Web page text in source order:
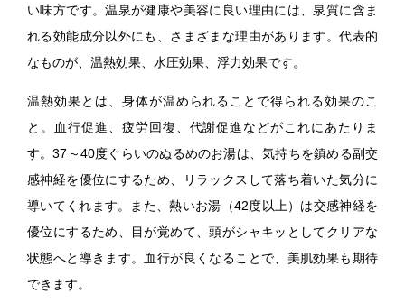
い味方です。温泉が健康や美容に良い理由には、泉質に含ま
れる効能成分以外にも、さまざまな理由があります。代表的
なものが、温熱効果、水圧効果、浮力効果です。
温熱効果とは、身体が温められることで得られる効果のこ
と。血行促進、疲労回復、代謝促進などがこれにあたりま
す。37～40度ぐらいのぬるめのお湯は、気持ちを鎮める副交
感神経を優位にするため、リラックスして落ち着いた気分に
導いてくれます。また、熱いお湯（42度以上）は交感神経を
優位にするため、目が覚めて、頭がシャキッとしてクリアな
状態へと導きます。血行が良くなることで、美肌効果も期待
できます。